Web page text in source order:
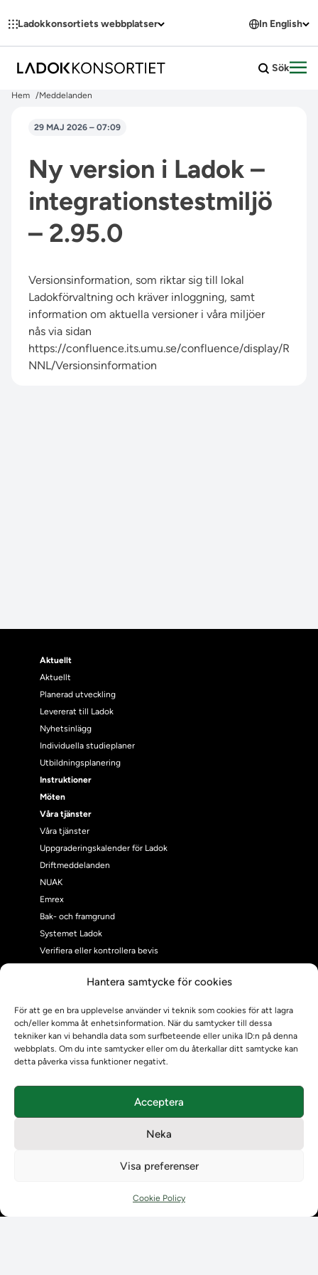
Hantera samtycke för cookies
För att ge en bra upplevelse använder vi teknik som cookies för att lagra
och/eller komma åt enhetsinformation. När du samtycker till dessa
tekniker kan vi behandla data som surfbeteende eller unika ID:n på denna
webbplats. Om du inte samtycker eller om du återkallar ditt samtycke kan
detta påverka vissa funktioner negativt.
Acceptera
Neka
Visa preferenser
Cookie Policy
Ladokkonsortiets webbplatser In English
Sök
Hem Meddelanden
29 MAJ 2026 – 07:09
Ny version i Ladok –
integrationstestmiljö
– 2.95.0
Versionsinformation, som riktar sig till lokal
Ladokförvaltning och kräver inloggning, samt
information om aktuella versioner i våra miljöer
nås via sidan
https://confluence.its.umu.se/confluence/display/R
NNL/Versionsinformation
Aktuellt
Aktuellt
Planerad utveckling
Levererat till Ladok
Nyhetsinlägg
Individuella studieplaner
Utbildningsplanering
Instruktioner
Möten
Våra tjänster
Våra tjänster
Uppgraderingskalender för Ladok
Driftmeddelanden
NUAK
Emrex
Bak- och framgrund
Systemet Ladok
Verifiera eller kontrollera bevis
Om Ladokkonsortiet
Ladokkonsortiet internationellt
Vision, strategi och produktplan
Användarkontakter
Kontaktuppgifter till lärosätenas Ladoksupport